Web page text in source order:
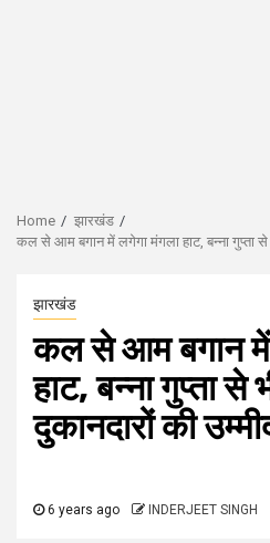
Home
झारखंड
कल से आम बगान में लगेगा मंगला हाट, बन्ना गुप्ता से
झारखंड
कल से आम बगान में
हाट, बन्ना गुप्ता से
दुकानदारों की
6 years ago INDERJEET SINGH